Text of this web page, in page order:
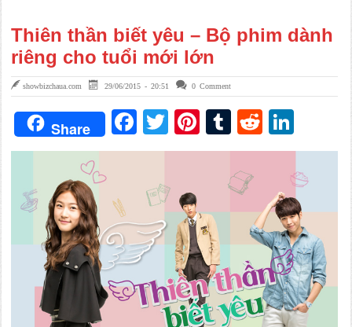
Thiên thần biết yêu – Bộ phim dành
riêng cho tuổi mới lớn
showbizchaua.com 29/06/2015 - 20:51 0 Comment
Share Facebook
TwitterPinterest
TumblrReddit